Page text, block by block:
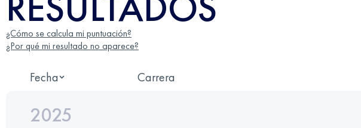
¿Cómo se calcula mi puntuación?
¿Por qué mi resultado no aparece?
Fecha Carrera
2025